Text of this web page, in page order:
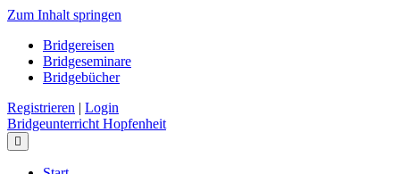
Zum Inhalt springen
Bridgereisen
Bridgeseminare
Bridgebücher
Registrieren | Login
Bridgeunterricht Hopfenheit